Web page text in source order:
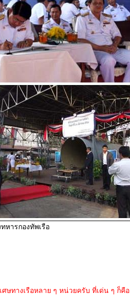
หารกองทัพเรือ
ทางเรือหลาย ๆ หน่วยครับ ที่เด่น ๆ ก็คือ